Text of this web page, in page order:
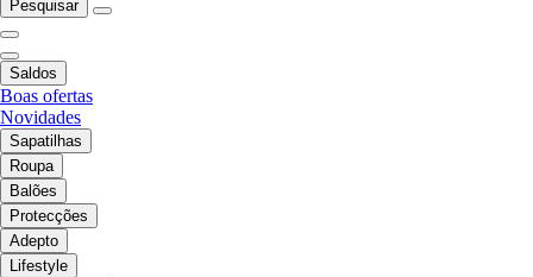
Pesquisar
Saldos
Boas ofertas
Novidades
Sapatilhas
Roupa
Balões
Protecções
Adepto
Lifestyle